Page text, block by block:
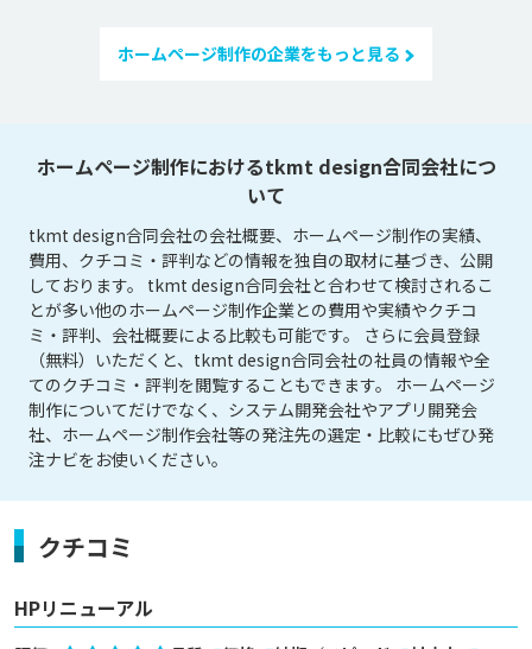
ホームページ制作の企業をもっと見る
ホームページ制作におけるtkmt design合同会社につ
いて
tkmt design合同会社の会社概要、ホームページ制作の実績、
費用、クチコミ・評判などの情報を独自の取材に基づき、公開
しております。 tkmt design合同会社と合わせて検討されるこ
とが多い他のホームページ制作企業との費用や実績やクチコ
ミ・評判、会社概要による比較も可能です。 さらに会員登録
（無料）いただくと、tkmt design合同会社の社員の情報や全
てのクチコミ・評判を閲覧することもできます。 ホームページ
制作についてだけでなく、システム開発会社やアプリ開発会
社、ホームページ制作会社等の発注先の選定・比較にもぜひ発
注ナビをお使いください。
クチコミ
HPリニューアル